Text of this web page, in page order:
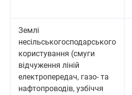
Землі
несільськогосподарського
користування (смуги
відчуження ліній
електропередач, газо- та
нафтопроводів, узбіччя